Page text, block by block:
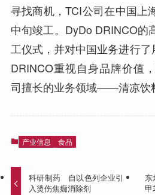
寻找商机，TCI公司在中国上
中旬竣工。DyDo DRINCO的
工仪式，并对中国业务进行了
DRINCO重视自身品牌价值
司擅长的业务领域——清凉饮
产业信息 食品
科研制药 自以色列企业引
入烫伤焦痂消除剂
甲